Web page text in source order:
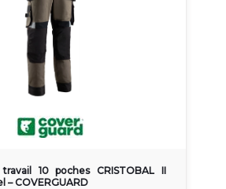
10 poches CRISTOBAL II
– COVERGUARD